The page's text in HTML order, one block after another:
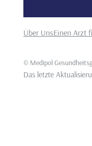
Über UnsEinen Arzt
© Medipol
Das letzte